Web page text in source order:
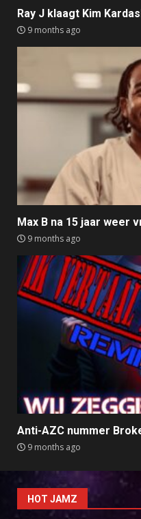
Ray J klaagt Kim
9 months ago
Max B na 15 jaar weer
9 months ago
Anti-AZC nummer
9 months ago
HOT JAMZ